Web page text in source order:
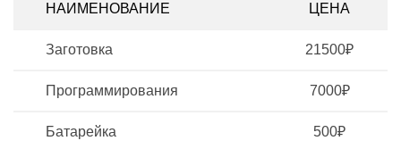
НАИМЕНОВАНИЕ ЦЕНА
Заготовка 21500₽
Программирования 7000₽
Батарейка 500₽